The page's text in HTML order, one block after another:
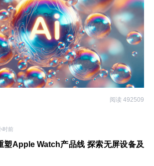
阅读 492509
时前
塑Apple Watch产品线 探索无屏设备及